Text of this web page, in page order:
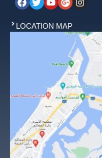
LOCATION MAP